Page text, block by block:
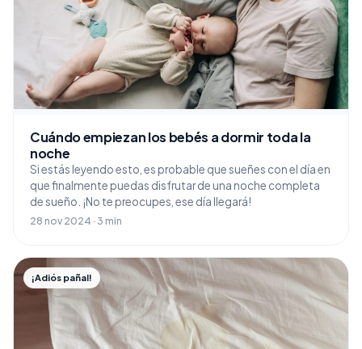
Cuándo empiezan los bebés a dormir toda la
noche
Si estás leyendo esto, es probable que sueñes con el día en
que finalmente puedas disfrutar de una noche completa
de sueño. ¡No te preocupes, ese día llegará!
28 nov 2024 · 3 min
¡Adiós pañal!